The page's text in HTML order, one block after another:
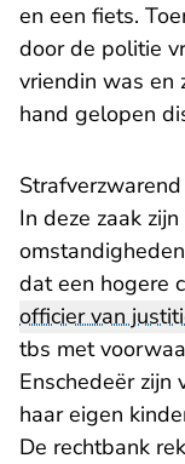
en een fiets.
door de politie
vriendin was en
hand gelopen
Strafverzwarend
In deze zaak
dat een hogere
officier van
tbs met
Enschedeër zijn
haar eigen
De rechtbank